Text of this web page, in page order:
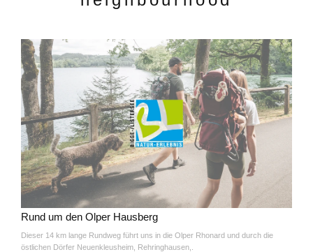
Rund um den Olper Hausberg
Dieser 14 km lange Rundweg führt uns in die Olper Rhonard und durch die
östlichen Dörfer Neuenkleusheim, Rehringhausen,.